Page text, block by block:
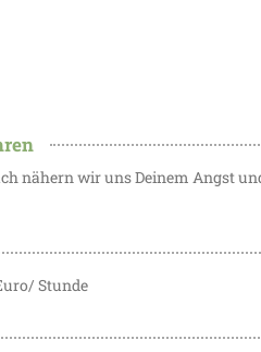
nähern wir uns Deinem Angst
Stunde